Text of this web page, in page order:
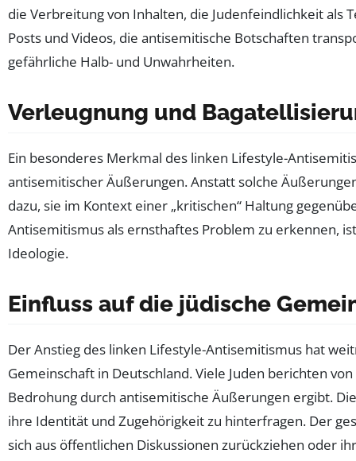
die Verbreitung von Inhalten, die Judenfeindlichkeit als
Posts und Videos, die antisemitische Botschaften
gefährliche Halb- und Unwahrheiten.
Verleugnung und
Ein besonderes Merkmal des linken Lifestyle-
antisemitischer Äußerungen. Anstatt solche
dazu, sie im Kontext einer „kritischen“ Haltung
Antisemitismus als ernsthaftes Problem zu erkennen,
Ideologie.
Einfluss auf die jüdische
Der Anstieg des linken Lifestyle-Antisemitismus hat
Gemeinschaft in Deutschland. Viele Juden berichten
Bedrohung durch antisemitische Äußerungen ergibt.
ihre Identität und Zugehörigkeit zu hinterfragen. Der
sich aus öffentlichen Diskussionen zurückziehen oder